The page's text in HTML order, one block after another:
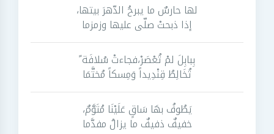
لها حارسٌ ما يبرحُ الدّهرَ بيتها،
إذا ذبحتْ صلّى عليها وزمزما
بِبابِلَ لمْ تُعْصَرْ،فجاءتْ سُلافَة ً
تُخَالِطُ قِنْدِيداً وَمِسكاً مُختَّمَا
يَطُوفُ بهَا سَاقٍ عَلَيْنَا مُتَوَّمٌ،
خفيفٌ ذفيفٌ ما يزالُ مفدَّما